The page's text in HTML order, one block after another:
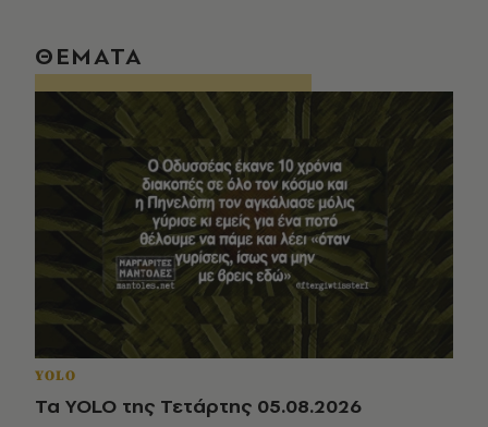
ΘΕΜΑΤΑ
YOLO
Τα YOLO της Τετάρτης 05.08.2026